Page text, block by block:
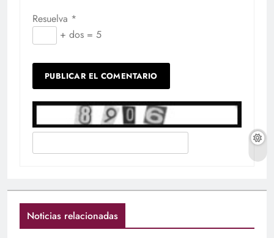
Resuelva *
+ dos = 5
Noticias relacionadas